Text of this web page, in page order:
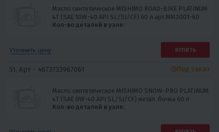
Масло синтетическое MISHIMO ROAD-BIKE PLATINUM
4Т (SAE 10W-40 API SL/SJ/CF) 60 л арт.MM2001-60
Кол-во деталей в узле:
Уточнить цену КУПИТЬ
51. Арт - 4673733967061
Масло синтетическое MISHIMO SNOW-PRO PLATINUM
4Т (SAE 0W-40 API SL/SJ/CF) метал. бочка 60 л
Кол-во деталей в узле:
Под заказ